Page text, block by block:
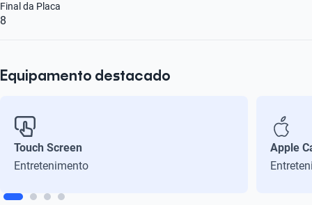
8
Final da Placa
Equipamento destacado
Touch Screen
Entretenimento
Apple